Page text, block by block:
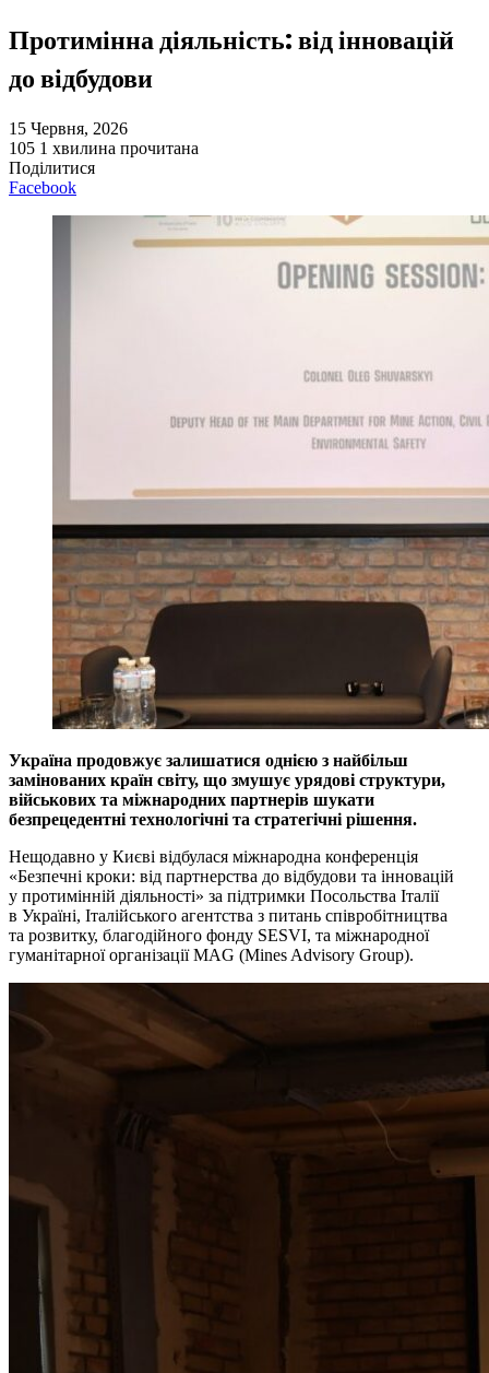
Протимінна діяльність: від інновацій
до відбудови
15 Червня, 2026
105 1 хвилина прочитана
Поділитися
Facebook
Україна продовжує залишатися однією з найбільш
замінованих країн світу, що змушує урядові структури,
військових та міжнародних партнерів шукати
безпрецедентні технологічні та стратегічні рішення.
Нещодавно у Києві відбулася міжнародна конференція
«Безпечні кроки: від партнерства до відбудови та інновацій
у протимінній діяльності» за підтримки Посольства Італії
в Україні, Італійського агентства з питань співробітництва
та розвитку, благодійного фонду SESVI, та міжнародної
гуманітарної організації MAG (Mines Advisory Group).